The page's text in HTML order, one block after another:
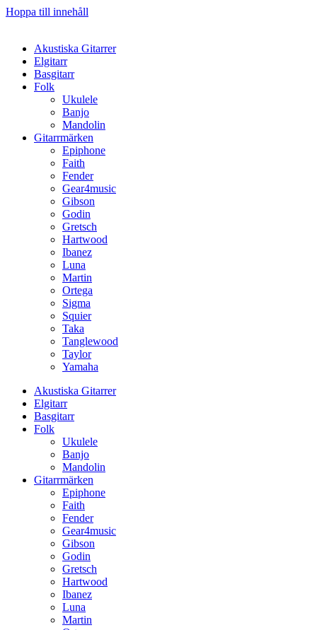
Hoppa till innehåll
Akustiska Gitarrer
Elgitarr
Basgitarr
Folk
Ukulele
Banjo
Mandolin
Gitarrmärken
Epiphone
Faith
Fender
Gear4music
Gibson
Godin
Gretsch
Hartwood
Ibanez
Luna
Martin
Ortega
Sigma
Squier
Taka
Tanglewood
Taylor
Yamaha
Akustiska Gitarrer
Elgitarr
Basgitarr
Folk
Ukulele
Banjo
Mandolin
Gitarrmärken
Epiphone
Faith
Fender
Gear4music
Gibson
Godin
Gretsch
Hartwood
Ibanez
Luna
Martin